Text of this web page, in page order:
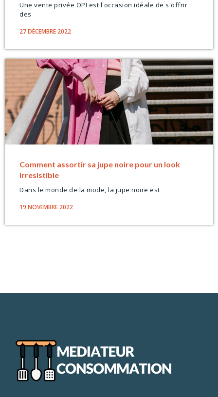
Une vente privée OPI est l'occasion idéale de s'offrir
des
27 DÉCEMBRE 2022
Comment assortir sa jupe noire pour un look
irresistible
Dans le monde de la mode, la jupe noire est
19 NOVEMBRE 2022